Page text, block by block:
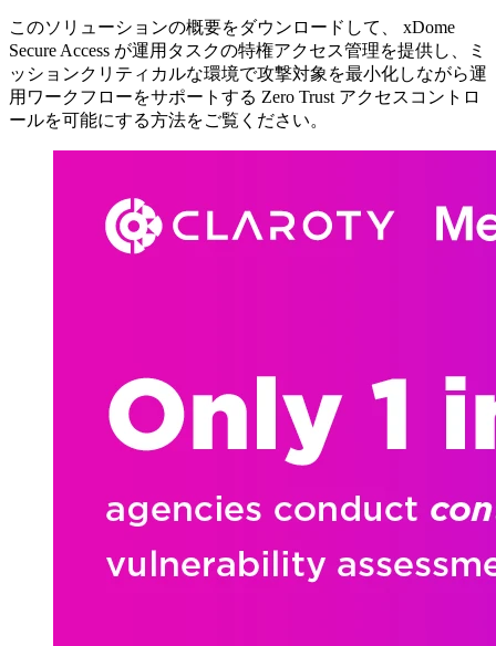
このソリューションの概要をダウンロードして、 xDome
Secure Access が運用タスクの特権アクセス管理を提供し、ミ
ッションクリティカルな環境で攻撃対象を最小化しながら運
用ワークフローをサポートする Zero Trust アクセスコントロ
ールを可能にする方法をご覧ください。